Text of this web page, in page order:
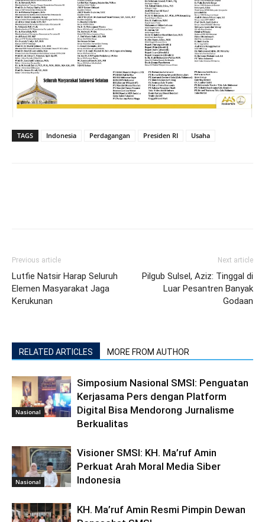
TAGS Indonesia Perdagangan Presiden RI Usaha
Previous article
Lutfie Natsir Harap Seluruh
Elemen Masyarakat Jaga
Kerukunan
Next article
Pilgub Sulsel, Aziz: Tinggal di
Luar Pesantren Banyak
Godaan
RELATED ARTICLES MORE FROM AUTHOR
Nasional
Simposium Nasional SMSI: Penguatan
Kerjasama Pers dengan Platform
Digital Bisa Mendorong Jurnalisme
Berkualitas
Nasional
Visioner SMSI: KH. Ma’ruf Amin
Perkuat Arah Moral Media Siber
Indonesia
KH. Ma’ruf Amin Resmi Pimpin Dewan